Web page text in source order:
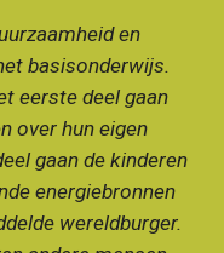
en
basisonderwijs.
eerste deel gaan
over hun eigen
gaan de kinderen
energiebronnen
wereldburger.